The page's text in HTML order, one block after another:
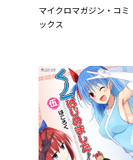
マイクロマガジン・コミ
ックス